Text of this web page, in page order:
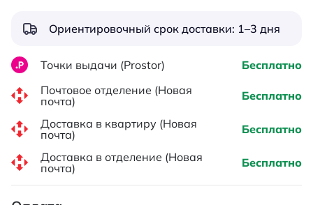
Ориентировочный срок доставки: 1–3 дня
Точки выдачи (Prostor)
Бесплатно
Почтовое отделение (Новая
почта)
Бесплатно
Доставка в квартиру (Новая
почта)
Бесплатно
Доставка в отделение (Новая
почта)
Бесплатно